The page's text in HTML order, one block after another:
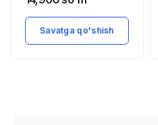
Savatga qo'shish